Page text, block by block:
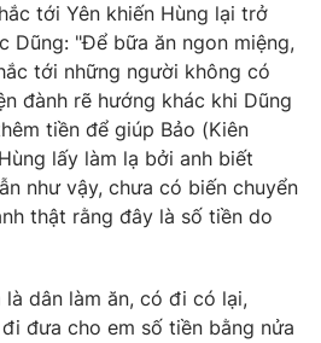
lai
tới Yên khiến Hùng lại trở
Dũng: "Để bữa ăn ngon miệng,
tới những người không có
đành rẽ hướng khác khi Dũng
tiền để giúp Bảo (Kiên
lấy làm lạ bởi anh biết
như vậy, chưa có biến chuyển
thật rằng đây là số tiền do
là dân làm ăn, có đi có lại,
đưa cho em số tiền bằng nửa